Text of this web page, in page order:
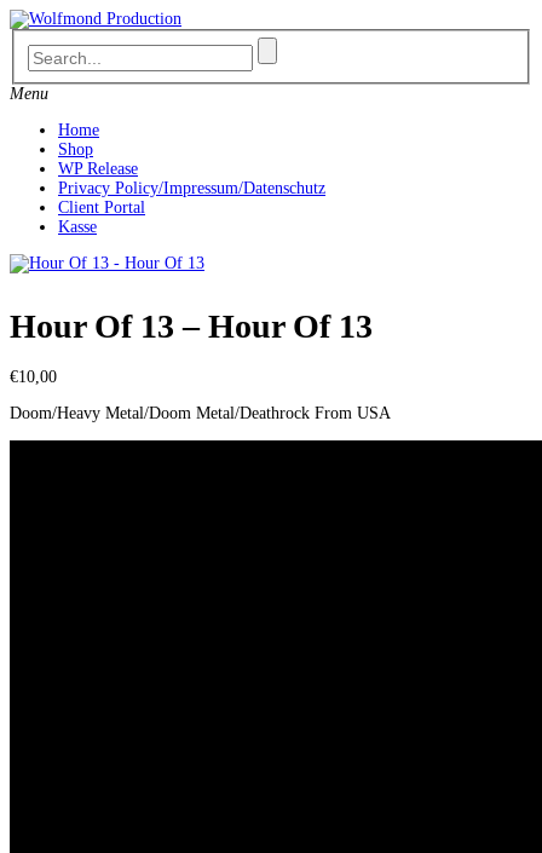
Skip
to
content
Menu
Home
Shop
WP Release
Privacy Policy/Impressum/Datenschutz
Client Portal
Kasse
Hour Of 13 – Hour Of 13
€10,00
Doom/Heavy Metal/Doom Metal/Deathrock From USA